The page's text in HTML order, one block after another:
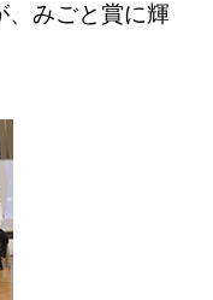
、みごと賞に輝